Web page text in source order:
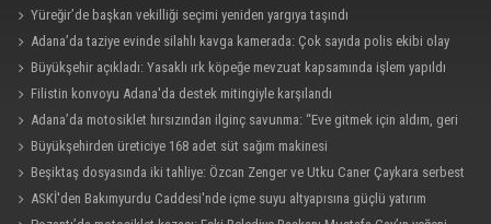
Yüreğir’de başkan vekilliği seçimi yeniden yargıya taşındı
Adana’da taziye evinde silahlı kavga kamerada: Çok sayıda polis ekibi olay
yerine sevk edildi
Büyükşehir açıkladı: Yasaklı ırk köpeğe mevzuat kapsamında işlem yapıldı
Filistin konvoyu Adana'da destek mitingiyle karşılandı
Adana’da motosiklet hırsızından ilginç savunma: “Eve gitmek için aldım, geri
verecektim”
Büyükşehirden üreticiye 168 adet süt sağım makinesi
Beşiktaş dosyasında iki tahliye: Özcan Zenger ve Utku Caner Çaykara serbest
bırakıldı
ASKİ'den Bakımyurdu Caddesi'nde içme suyu altyapısına güçlü yatırım